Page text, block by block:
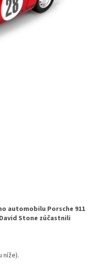
automobilu Porsche 911
Stone zúčastnili
níže).